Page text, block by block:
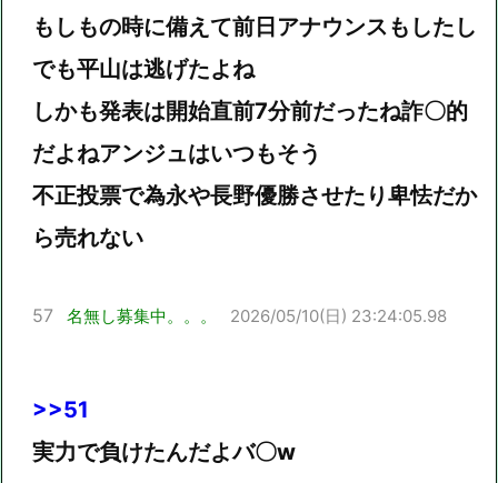
もしもの時に備えて前日アナウンスもしたし
でも平山は逃げたよね
しかも発表は開始直前7分前だったね詐〇的
だよねアンジュはいつもそう
不正投票で為永や長野優勝させたり卑怯だか
ら売れない
57 名無し募集中。。。 2026/05/10(日) 23:24:05.98
>>51
実力で負けたんだよバ〇w